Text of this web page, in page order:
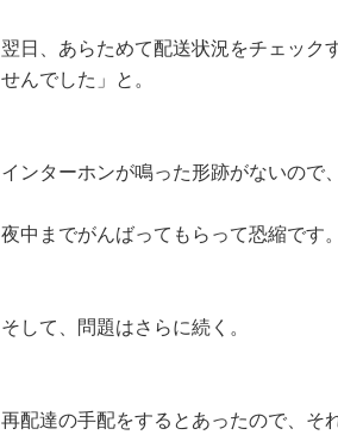
翌日、あらためて配送状況をチェック
せんでした」と。
インターホンが鳴った形跡がないので
夜中までがんばってもらって恐縮です。
そして、問題はさらに続く。
再配達の手配をするとあったので、そ